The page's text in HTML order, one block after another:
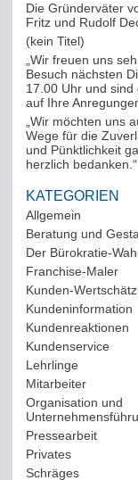
Die Gründerväter
Fritz und Rudolf
(kein Titel)
„Wir freuen uns
Besuch nächsten
17.00 Uhr und sind
auf Ihre
„Wir möchten uns
Wege für die
und Pünktlichkeit
herzlich bedanken.“
KATEGORIEN
Allgemein
Beratung und
Der Bürokratie-
Franchise-Maler(42)
Kunden-
Kundeninformation
Kundenreaktionen
Kundenservice(178)
Lehrlinge(54)
Mitarbeiter(163)
Organisation und
Pressearbeit(12)
Privates(193)
Schräges(161)